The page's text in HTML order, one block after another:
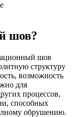
шов?
шов
структуру
возможность
для
процессов,
способных
обрушению.